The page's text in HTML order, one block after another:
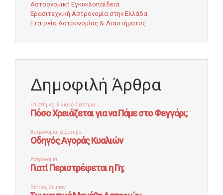
Αστρονομική Εγκυκλοπαίδεια
Ερασιτεχνική Αστρονομία στην Ελλάδα
Εταιρεία Αστρονομίας & Διαστήματος
Δημοφιλή Άρθρα